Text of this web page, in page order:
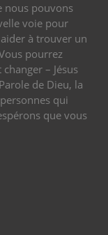
nous pouvons
voie pour
à trouver un
pourrez
– Jésus
de Dieu, la
qui
que vous